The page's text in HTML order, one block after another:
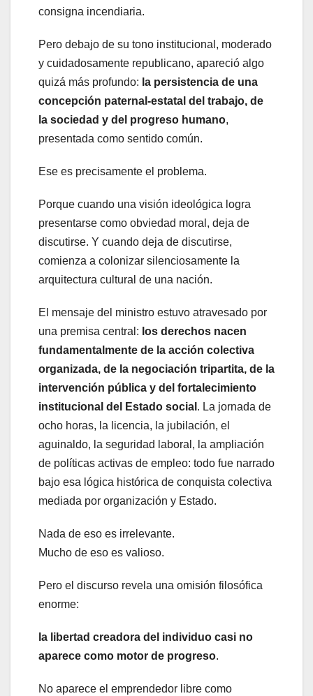
consigna incendiaria.
Pero debajo de su tono institucional, moderado
y cuidadosamente republicano, apareció algo
quizá más profundo: la persistencia de una
concepción paternal-estatal del trabajo, de
la sociedad y del progreso humano,
presentada como sentido común.
Ese es precisamente el problema.
Porque cuando una visión ideológica logra
presentarse como obviedad moral, deja de
discutirse. Y cuando deja de discutirse,
comienza a colonizar silenciosamente la
arquitectura cultural de una nación.
El mensaje del ministro estuvo atravesado por
una premisa central: los derechos nacen
fundamentalmente de la acción colectiva
organizada, de la negociación tripartita, de la
intervención pública y del fortalecimiento
institucional del Estado social . La jornada de
ocho horas, la licencia, la jubilación, el
aguinaldo, la seguridad laboral, la ampliación
de políticas activas de empleo: todo fue narrado
bajo esa lógica histórica de conquista colectiva
mediada por organización y Estado.
Nada de eso es irrelevante.
Mucho de eso es valioso.
Pero el discurso revela una omisión filosófica
enorme:
la libertad creadora del individuo casi no
aparece como motor de progreso.
No aparece el emprendedor libre como